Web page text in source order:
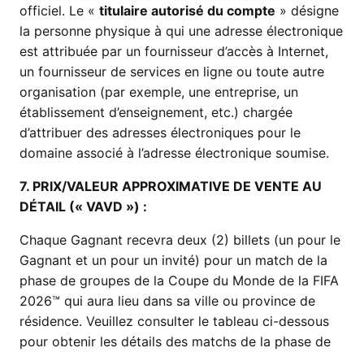
officiel. Le « titulaire autorisé du compte » désigne
la personne physique à qui une adresse électronique
est attribuée par un fournisseur d’accès à Internet,
un fournisseur de services en ligne ou toute autre
organisation (par exemple, une entreprise, un
établissement d’enseignement, etc.) chargée
d’attribuer des adresses électroniques pour le
domaine associé à l’adresse électronique soumise.
7. PRIX/VALEUR APPROXIMATIVE DE VENTE AU
DÉTAIL (« VAVD ») :
Chaque Gagnant recevra deux (2) billets (un pour le
Gagnant et un pour un invité) pour un match de la
phase de groupes de la Coupe du Monde de la FIFA
2026™ qui aura lieu dans sa ville ou province de
résidence. Veuillez consulter le tableau ci-dessous
pour obtenir les détails des matchs de la phase de